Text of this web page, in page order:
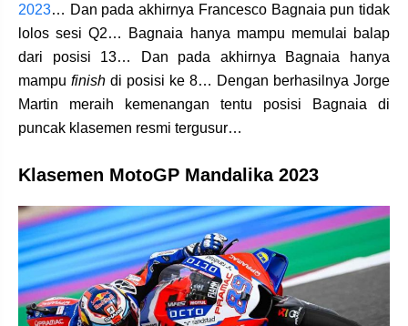
2023… Dan pada akhirnya Francesco Bagnaia pun tidak
lolos sesi Q2… Bagnaia hanya mampu memulai balap
dari posisi 13… Dan pada akhirnya Bagnaia hanya
mampu finish di posisi ke 8… Dengan berhasilnya Jorge
Martin meraih kemenangan tentu posisi Bagnaia di
puncak klasemen resmi tergusur…
Klasemen MotoGP Mandalika 2023